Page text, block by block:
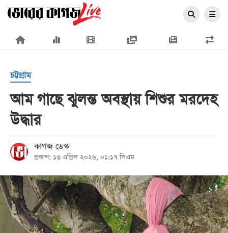
×
প্রচ্ছদ
জাতীয়
রাজনীতি
অর্থনীতি
আন্তর্জাতিক
সারাদেশ
চট্টগ্রাম
আম গাছে ঝুলন্ত অবস্থায় শিশুর মরদেহ
উদ্ধার
কাগজ ডেস্ক
প্রকাশ: ১৩ এপ্রিল ২০২৬, ০১:১৭ পিএম